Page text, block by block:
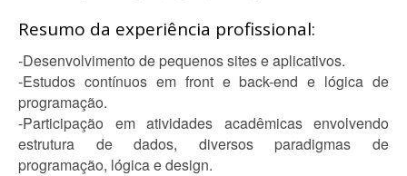
Resumo da experiência profissional:
-Desenvolvimento de pequenos sites e aplicativos.
-Estudos contínuos em front e back-end e lógica de
programação.
-Participação em atividades acadêmicas envolvendo
estrutura de dados, diversos paradigmas de
programação, lógica e design.